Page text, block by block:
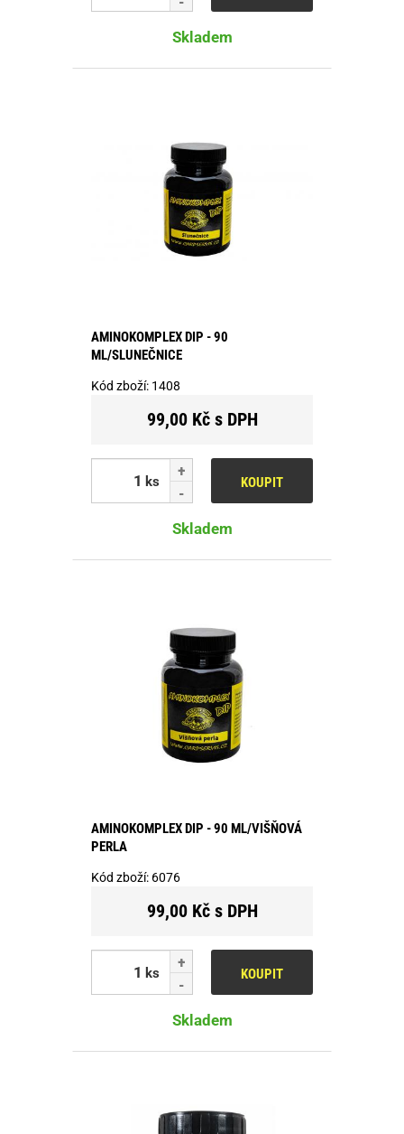
Skladem
AMINOKOMPLEX DIP - 90
ML/SLUNEČNICE
Kód zboží: 1408
99,00 Kč s DPH
ks KOUPIT
Skladem
AMINOKOMPLEX DIP - 90 ML/VIŠŇOVÁ
PERLA
Kód zboží: 6076
99,00 Kč s DPH
ks KOUPIT
Skladem